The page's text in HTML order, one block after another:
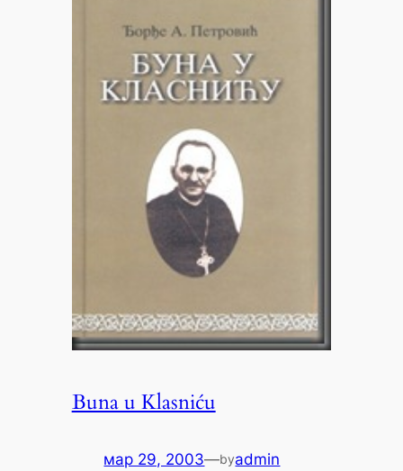
Buna u Klasniću
мар 29, 2003—byadmin